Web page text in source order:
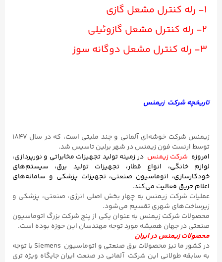
زیمنس
زیمنس شرکت خوشه‌ای آلمانی و چند ملیتی است، که در سال ۱۸۴۷
فون زیمنس در شهر برلین تاسیس شد.
زیمنسدر زمینه تولید تجهیزات مخابراتی و نورپردازی،
انواع قطار، تجهیزات تولید برق، سیستم‌های
اتوماسیون صنعتی، تجهیزات پزشکی و سامانه‌های
می‌کند.
زیمنس به چهار بخش اصلی انرژی، صنعتی، پزشکی و
شهری تقسیم می‌شود.
زیمنس به عنوان یکی از پنج شرکت بزرگ اتوماسیون
همیشه مورد توجه مهندسان این حوزه بوده است.
در ایران
در کشور ما نیز محصولات برق صنعتی و اتوماسیون Siemens با توجه
این شرکت آلمانی در صنعت ایران جایگاه ویژه تری